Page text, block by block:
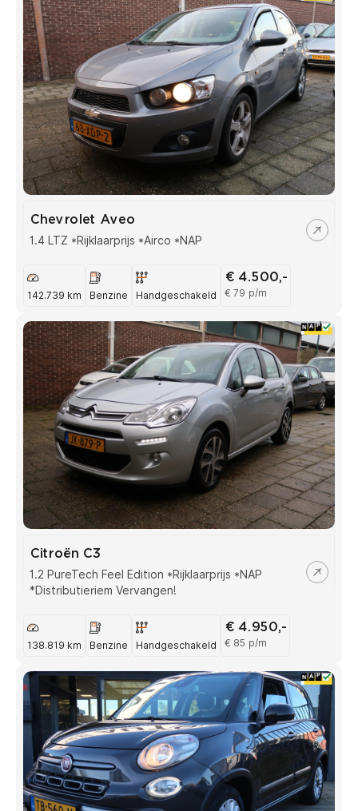
Chevrolet Aveo
1.4 LTZ *Rijklaarprijs *Airco *NAP
142.739 km Benzine Handgeschakeld
€ 4.500,-
€ 79 p/m
Citroën C3
1.2 PureTech Feel Edition *Rijklaarprijs *NAP
*Distributieriem Vervangen!
138.819 km Benzine Handgeschakeld
€ 4.950,-
€ 85 p/m